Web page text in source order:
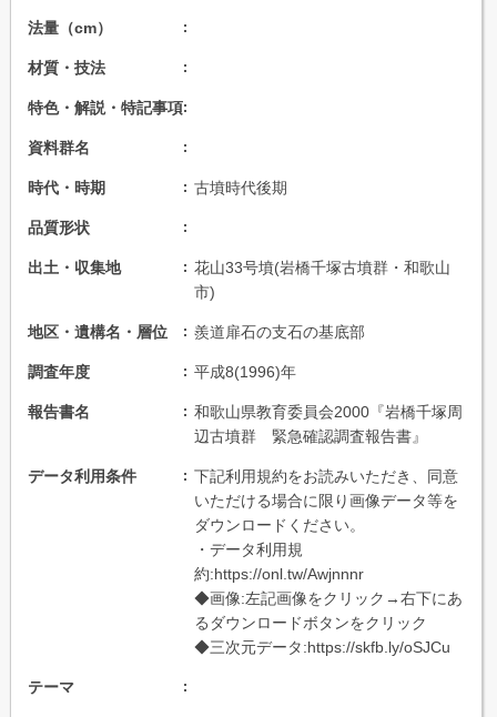
法量（cm）
材質・技法
特色・解説・特記事項
資料群名
時代・時期 古墳時代後期
品質形状
出土・収集地
花山33号墳(岩橋千塚古墳群・和歌山
市)
地区・遺構名・層位 羨道扉石の支石の基底部
調査年度 平成8(1996)年
報告書名
和歌山県教育委員会2000『岩橋千塚周
辺古墳群 緊急確認調査報告書』
データ利用条件
下記利用規約をお読みいただき、同意
いただける場合に限り画像データ等を
ダウンロードください。
・データ利用規
約:https://onl.tw/Awjnnnr
◆画像:左記画像をクリック→右下にあ
るダウンロードボタンをクリック
◆三次元データ:https://skfb.ly/oSJCu
テーマ